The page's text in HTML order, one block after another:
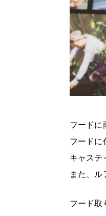
フードに
フードに
キャステ
また、
フード取